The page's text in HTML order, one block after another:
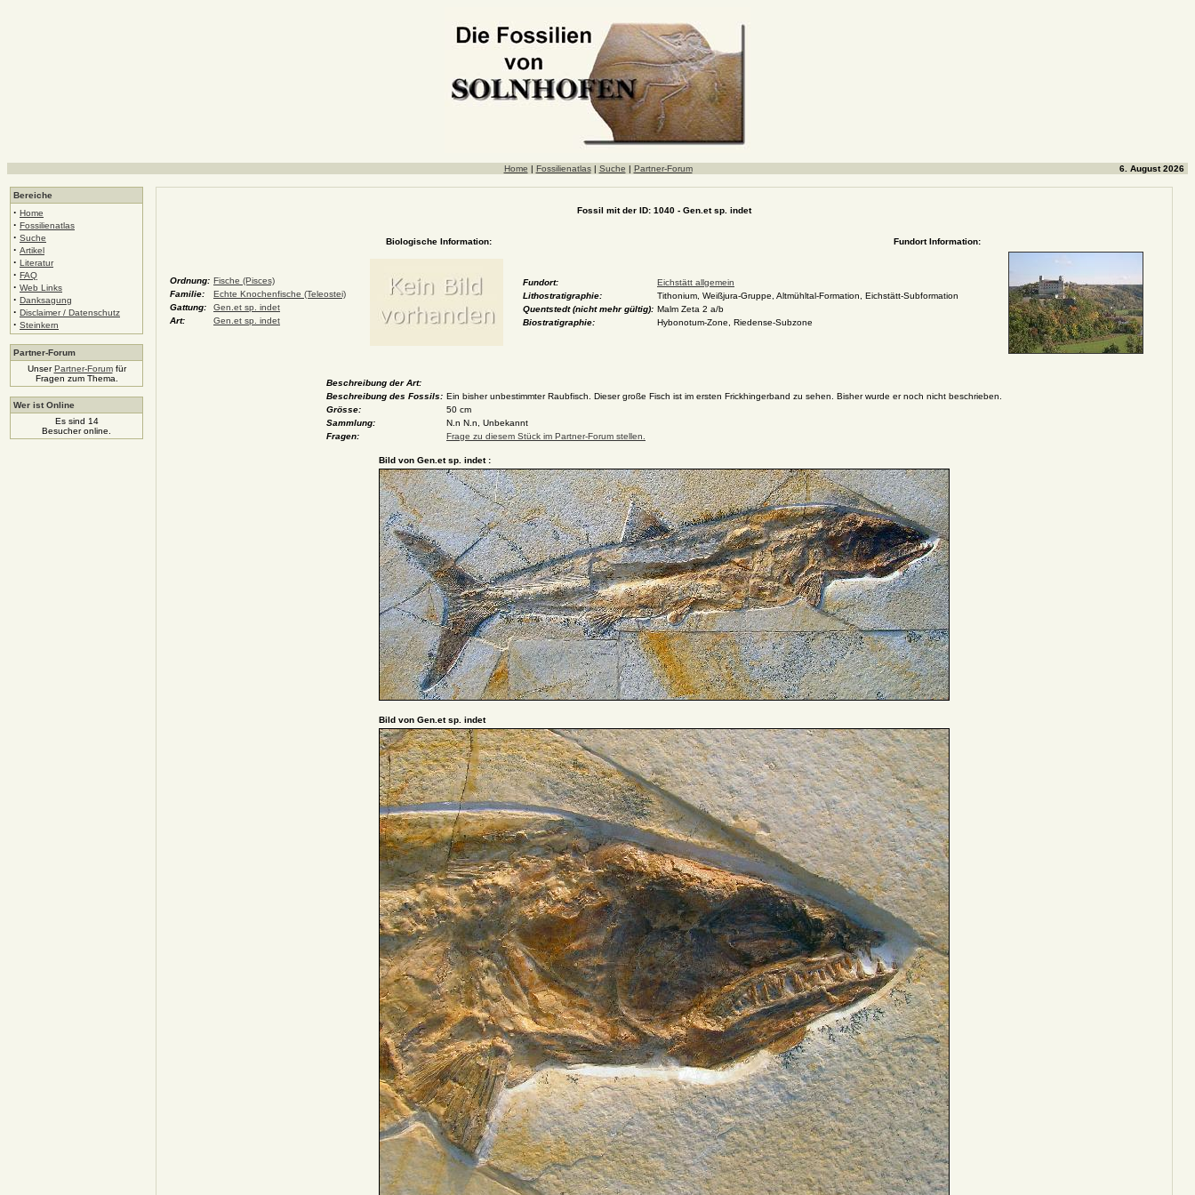
Home | Fossilienatlas| Suche | Partner-Forum 6. August 2026
Bereiche
· Home
· Fossilienatlas
· Suche
· Artikel
· Literatur
· FAQ
· Web Links
· Danksagung
· Disclaimer / Datenschutz
· Steinkern
Partner-Forum
UnserPartner-Forumfür
Fragen zum Thema.
Wer ist Online
Es sind 14
Besucher online.
Fossil mit der ID: 1040 - Gen.et sp. indet
Biologische Information: Fundort Information:
Ordnung: Fische (Pisces)
Familie:
Echte Knochenfische (Teleostei)
Gattung:
Gen.et sp. indet
Art:
Gen.et sp. indet
Fundort:
Eichstätt allgemein
Lithostratigraphie:
Tithonium, Weißjura-Gruppe, Altmühltal-Formation, Eichstätt-Subformation
Quentstedt (nicht mehr gültig): Malm Zeta 2 a/b
Biostratigraphie:
Hybonotum-Zone, Riedense-Subzone
Beschreibung der Art:
Beschreibung des Fossils: Ein bisher unbestimmter Raubfisch. Dieser große Fisch ist im ersten Frickhingerband zu sehen. Bisher wurde er noch nicht beschrieben.
Grösse:
50 cm
Sammlung:
N.n N.n, Unbekannt
Fragen:
Frage zu diesem Stück im Partner-Forum stellen.
Bild von Gen.et sp. indet :
Bild von Gen.et sp. indet